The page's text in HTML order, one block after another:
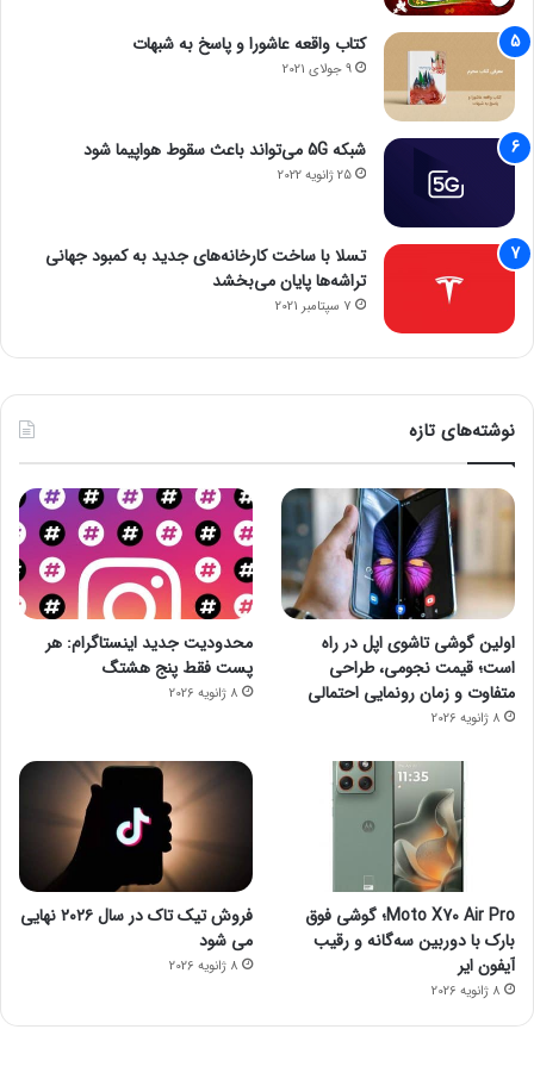
کتاب واقعه عاشورا و پاسخ به شبهات
9 جولای 2021
شبکه 5G می‌تواند باعث سقوط هواپیما شود
25 ژانویه 2022
تسلا با ساخت کارخانه‌های جدید به کمبود جهانی
تراشه‌ها پایان می‌بخشد
7 سپتامبر 2021
نوشته‌های تازه
اولین گوشی تاشوی اپل در راه
است؛ قیمت نجومی، طراحی
متفاوت و زمان رونمایی احتمالی
8 ژانویه 2026
محدودیت جدید اینستاگرام: هر
پست فقط پنج هشتگ
8 ژانویه 2026
Moto X70 Air Pro؛ گوشی فوق
بارک با دوربین سه‌گانه و رقیب
آیفون ایر
8 ژانویه 2026
فروش تیک تاک در سال ۲۰۲۶ نهایی
می شود
8 ژانویه 2026